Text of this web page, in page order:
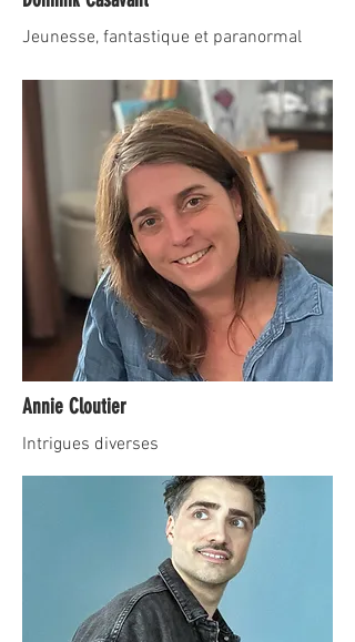
Jeunesse, fantastique et paranormal
Annie Cloutier
Intrigues diverses